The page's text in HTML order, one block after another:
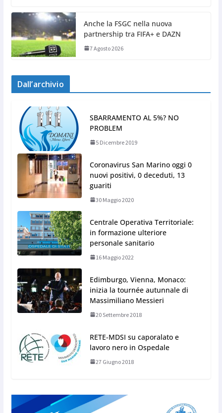
Anche la FSGC nella nuova
partnership tra FIFA+ e DAZN
7 Agosto 2026
Dall’archivio
SBARRAMENTO AL 5%? NO
PROBLEM
5 Dicembre 2019
Coronavirus San Marino oggi 0
nuovi positivi, 0 deceduti, 13
guariti
30 Maggio 2020
Centrale Operativa Territoriale:
in formazione ulteriore
personale sanitario
16 Maggio 2022
Edimburgo, Vienna, Monaco:
inizia la tournée autunnale di
Massimiliano Messieri
20 Settembre 2018
RETE-MDSI su caporalato e
lavoro nero in Ospedale
27 Giugno 2018